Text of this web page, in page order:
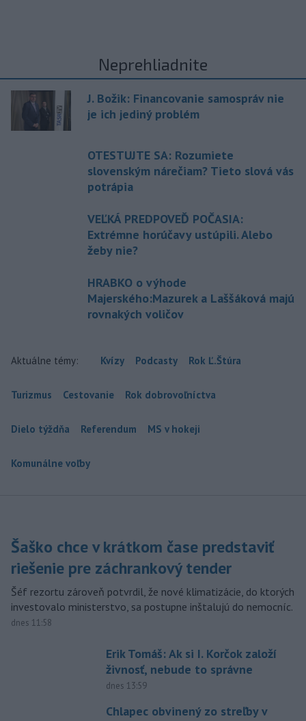
Neprehliadnite
J. Božik: Financovanie samospráv nie
je ich jediný problém
OTESTUJTE SA: Rozumiete
slovenským nárečiam? Tieto slová vás
potrápia
VEĽKÁ PREDPOVEĎ POČASIA:
Extrémne horúčavy ustúpili. Alebo
žeby nie?
HRABKO o výhode
Majerského:Mazurek a Laššáková majú
rovnakých voličov
Aktuálne témy: Kvízy Podcasty Rok Ľ.Štúra
Turizmus Cestovanie Rok dobrovoľníctva
Dielo týždňa Referendum MS v hokeji
Komunálne voľby
Šaško chce v krátkom čase predstaviť
riešenie pre záchrankový tender
Šéf rezortu zároveň potvrdil, že nové klimatizácie, do ktorých
investovalo ministerstvo, sa postupne inštalujú do nemocníc.
dnes 11:58
Erik Tomáš: Ak si I. Korčok založí
živnosť, nebude to správne
dnes 13:59
Chlapec obvinený zo streľby v